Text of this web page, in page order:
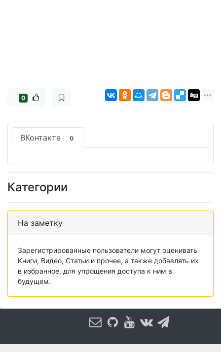
0
ВКонтакте 0
Категории
На заметку
Зарегистрированные пользователи могут оценивать
Книги, Видео, Статьи и прочее, а также добавлять их
в избранное, для упрощения доступа к ним в
будущем.